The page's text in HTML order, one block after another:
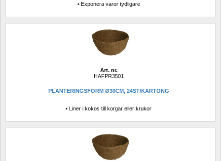
• Exponera varor tydligare
Art. nr.
HAFPR3501
PLANTERINGSFORM Ø30CM, 24ST/KARTONG
• Liner i kokos till korgar eller krukor